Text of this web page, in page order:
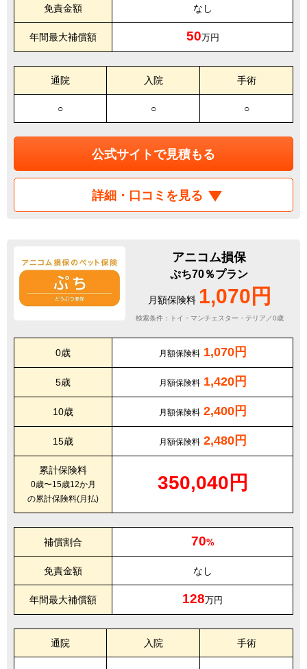
免責金額 なし
年間最大補償額 50万円
通院 入院 手術
○ ○ ○
公式サイトで見積もる
詳細・口コミを見る
アニコム損保
ぷち70％プラン
月額保険料 1,070円
検索条件：トイ・マンチェスター・テリア／0歳
0歳 月額保険料 1,070円
5歳 月額保険料 1,420円
10歳 月額保険料 2,400円
15歳 月額保険料 2,480円
累計保険料
0歳〜15歳12か月
の累計保険料(月払)
350,040円
補償割合 70%
免責金額 なし
年間最大補償額 128万円
通院 入院 手術